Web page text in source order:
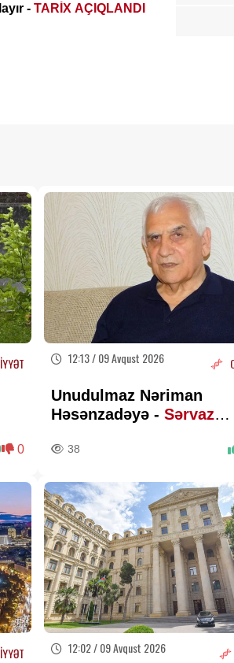
-TARİX AÇIQLANDI
0
12:13 / 09 Avqust 2026
Unudulmaz Nəriman
Həsənzadəyə - Sərvaz
38
12:02 / 09 Avqust 2026